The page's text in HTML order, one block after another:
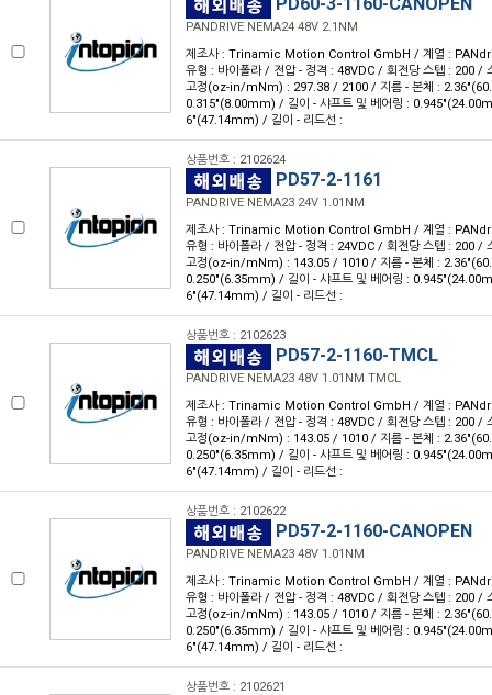
PANDRIVE NEMA24 48V 2.1NM
제조사 : Trinamic Motion Control GmbH / 계열 :
유형 : 바이폴라 / 전압 - 정격 : 48VDC / 회전당 스텝 : 200 /
고정(oz-in/mNm) : 297.38 / 2100 / 지름 - 본체 :
0.315"(8.00mm) / 길이 - 샤프트 및 베어링 :
6"(47.14mm) / 길이 - 리드선 :
상품번호 : 2102624
PD57-2-1161
PANDRIVE NEMA23 24V 1.01NM
제조사 : Trinamic Motion Control GmbH / 계열 :
유형 : 바이폴라 / 전압 - 정격 : 24VDC / 회전당 스텝 : 200 /
고정(oz-in/mNm) : 143.05 / 1010 / 지름 - 본체 :
0.250"(6.35mm) / 길이 - 샤프트 및 베어링 :
6"(47.14mm) / 길이 - 리드선 :
상품번호 : 2102623
PD57-2-1160-TMCL
PANDRIVE NEMA23 48V 1.01NM TMCL
제조사 : Trinamic Motion Control GmbH / 계열 :
유형 : 바이폴라 / 전압 - 정격 : 48VDC / 회전당 스텝 : 200 /
고정(oz-in/mNm) : 143.05 / 1010 / 지름 - 본체 :
0.250"(6.35mm) / 길이 - 샤프트 및 베어링 :
6"(47.14mm) / 길이 - 리드선 :
상품번호 : 2102622
PD57-2-1160-CANOPEN
PANDRIVE NEMA23 48V 1.01NM
제조사 : Trinamic Motion Control GmbH / 계열 :
유형 : 바이폴라 / 전압 - 정격 : 48VDC / 회전당 스텝 : 200 /
고정(oz-in/mNm) : 143.05 / 1010 / 지름 - 본체 :
0.250"(6.35mm) / 길이 - 샤프트 및 베어링 :
6"(47.14mm) / 길이 - 리드선 :
상품번호 : 2102621